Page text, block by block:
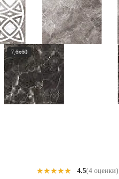
7,6x60
★★★★★
★★★★★ 4.5(4 оценки)